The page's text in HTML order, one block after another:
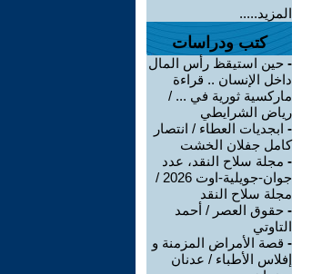
المزيد.....
كتب ودراسات
- حين استيقظ رأس المال
داخل الإنسان .. قراءة
ماركسية ثورية في ... /
رياض الشرايطي
- ابجديات العطاء / انتصار
كامل جفلان الخشت
- مجلة سلاح النقد، عدد
جوان-جويلية-اوت 2026 /
مجلة سلاح النقد
- حقوق العصر / أحمد
التاوتي
- قصة الأمراض المزمنة و
إفلاس الأطباء / عدنان